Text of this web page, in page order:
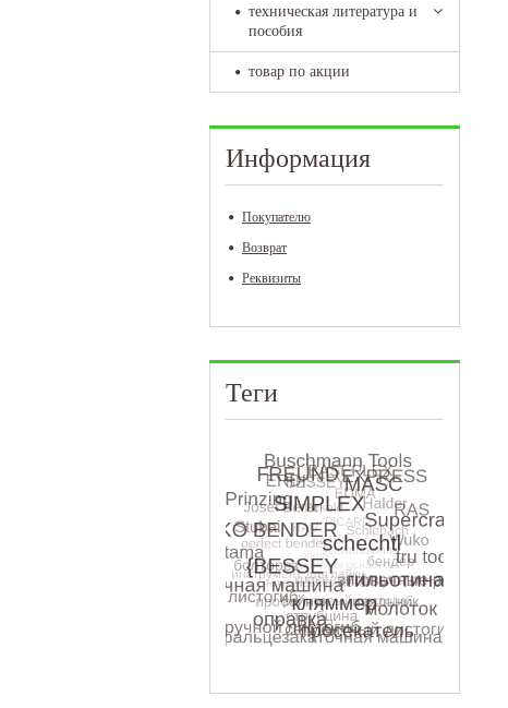
техническая литература и
пособия
товар по акции
Информация
Покупателю
Возврат
Реквизиты
Теги